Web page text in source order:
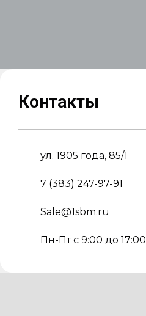
Контакты
ул. 1905 года, 85/1
7 (383) 247-97-91
Sale@1sbm.ru
Пн-Пт с 9:00 до 17:00